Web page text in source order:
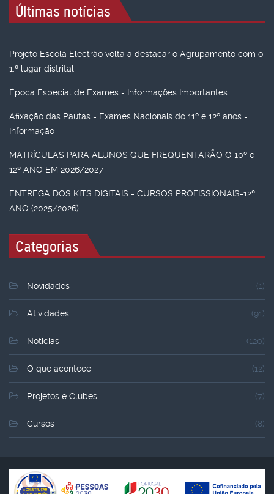
Últimas notícias
Projeto Escola Electrão volta a destacar o Agrupamento com o
1.º lugar distrital
Época Especial de Exames - Informações Importantes
Afixação das Pautas - Exames Nacionais do 11º e 12º anos -
Informação
MATRÍCULAS PARA ALUNOS QUE FREQUENTARÃO O 10º e
12º ANO EM 2026/2027
ENTREGA DOS KITS DIGITAIS - CURSOS PROFISSIONAIS-12º
ANO (2025/2026)
Categorias
Novidades (1)
Atividades (91)
Noticias (120)
O que acontece (12)
Projetos e Clubes (7)
Cursos (8)